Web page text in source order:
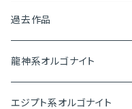
ピラミッド
盛り塩オルゴナイト
プレートオルゴナイト
過去作品
龍神系オルゴナイト
エジプト系オルゴナイト